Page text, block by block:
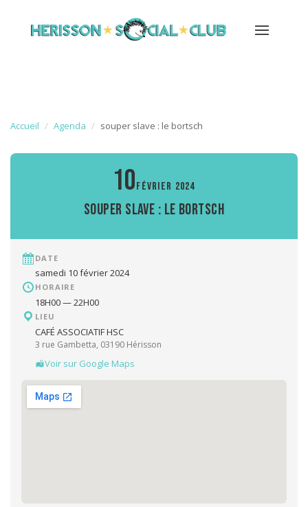
Accueil Agenda souper slave : le bortsch
10FÉVRIER 2024
souper slave : le bortsch
DATE
samedi 10 février 2024
HORAIRE
18H00 — 22H00
LIEU
CAFÉ ASSOCIATIF HSC
3 rue Gambetta, 03190 Hérisson
Voir sur Google Maps